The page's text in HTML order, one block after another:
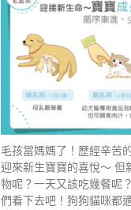
毛孩當媽媽了！歷經辛苦
迎來新生寶寶的喜悅～ 但
物呢？一天又該吃幾餐呢
們看下去吧！狗狗貓咪都